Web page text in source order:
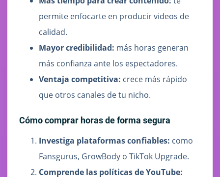
permite enfocarte en producir videos de
calidad.
Mayor credibilidad: más horas generan
más confianza ante los espectadores.
Ventaja competitiva: crece más rápido
que otros canales de tu nicho.
Cómo comprar horas de forma segura
Investiga plataformas confiables: como
Fansgurus, GrowBody o TikTok Upgrade.
Comprende las políticas de YouTube: